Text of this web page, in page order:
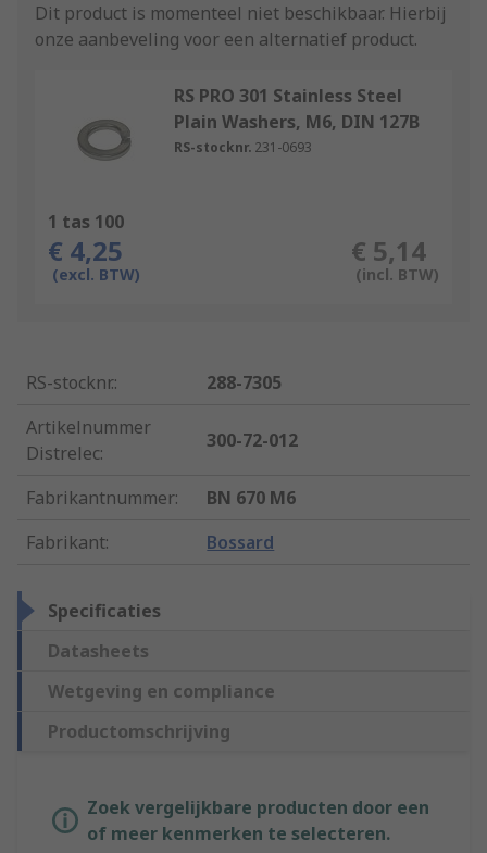
Dit product is momenteel niet beschikbaar. Hierbij
onze aanbeveling voor een alternatief product.
RS PRO 301 Stainless Steel
Plain Washers, M6, DIN 127B
RS-stocknr. 231-0693
1 tas 100
€ 4,25
(excl. BTW)
€ 5,14
(incl. BTW)
RS-stocknr.:
288-7305
Artikelnummer
Distrelec:
300-72-012
Fabrikantnummer:
BN 670 M6
Fabrikant: Bossard
Specificaties
Datasheets
Wetgeving en compliance
Productomschrijving
Zoek vergelijkbare producten door een
of meer kenmerken te selecteren.